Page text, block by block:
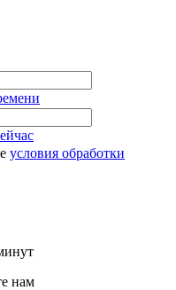
условия обработки
нам